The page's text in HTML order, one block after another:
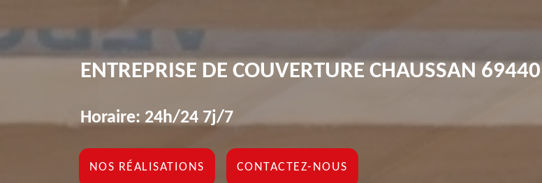
ENTREPRISE DE COUVERTURE CHAUSSAN 69440
Horaire: 24h/24 7j/7
NOS RÉALISATIONS CONTACTEZ-NOUS